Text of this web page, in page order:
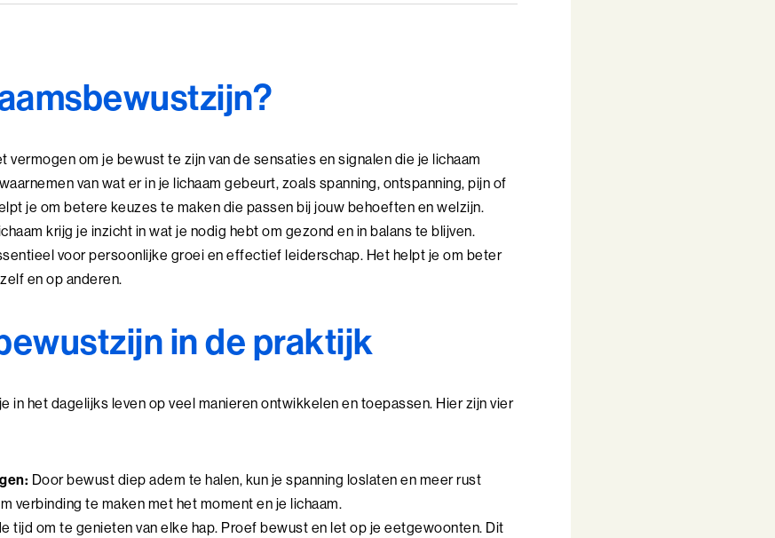
vermogen om je bewust te zijn van de sensaties en signalen die je lichaam
van wat er in je lichaam gebeurt, zoals spanning, ontspanning, pijn of
je om betere keuzes te maken die passen bij jouw behoeften en welzijn.
krijg je inzicht in wat je nodig hebt om gezond en in balans te blijven.
voor persoonlijke groei en effectief leiderschap. Het helpt je om beter
en op anderen.
in de praktijk
in het dagelijks leven op veel manieren ontwikkelen en toepassen. Hier zijn vier
Door bewust diep adem te halen, kun je spanning loslaten en meer rust
verbinding te maken met het moment en je lichaam.
tijd om te genieten van elke hap. Proef bewust en let op je eetgewoonten. Dit